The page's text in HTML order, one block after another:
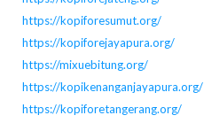
https://kopiforesumut.org/
https://kopiforejayapura.org/
https://mixuebitung.org/
https://kopikenanganjayapura.org/
https://kopiforetangerang.org/